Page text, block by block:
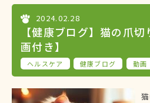
2024.02.28
【健康ブログ】猫の爪
画付き】
ヘルスケア 健康ブログ 動画